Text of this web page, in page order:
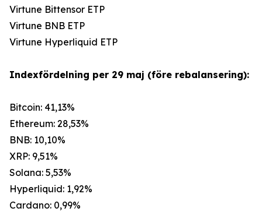
Virtune Bittensor ETP
Virtune BNB ETP
Virtune Hyperliquid ETP
Indexfördelning per 29 maj (före rebalansering):
Bitcoin: 41,13%
Ethereum: 28,53%
BNB: 10,10%
XRP: 9,51%
Solana: 5,53%
Hyperliquid: 1,92%
Cardano: 0,99%